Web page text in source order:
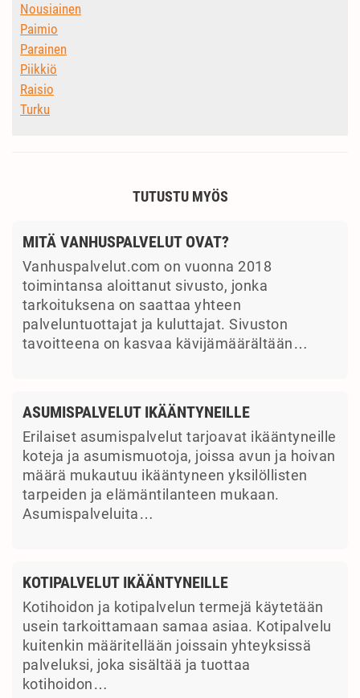
Nousiainen
Paimio
Parainen
Piikkiö
Raisio
Turku
TUTUSTU MYÖS
MITÄ VANHUSPALVELUT OVAT?
Vanhuspalvelut.com on vuonna 2018
toimintansa aloittanut sivusto, jonka
tarkoituksena on saattaa yhteen
palveluntuottajat ja kuluttajat. Sivuston
tavoitteena on kasvaa kävijämäärältään…
ASUMISPALVELUT IKÄÄNTYNEILLE
Erilaiset asumispalvelut tarjoavat ikääntyneille
koteja ja asumismuotoja, joissa avun ja hoivan
määrä mukautuu ikääntyneen yksilöllisten
tarpeiden ja elämäntilanteen mukaan.
Asumispalveluita…
KOTIPALVELUT IKÄÄNTYNEILLE
Kotihoidon ja kotipalvelun termejä käytetään
usein tarkoittamaan samaa asiaa. Kotipalvelu
kuitenkin määritellään joissain yhteyksissä
palveluksi, joka sisältää ja tuottaa
kotihoidon…